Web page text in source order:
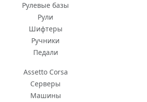
Рулевые базы
Рули
Шифтеры
Ручники
Педали
Assetto Corsa
Серверы
Машины